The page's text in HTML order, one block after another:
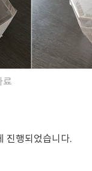
료
진행되었습니다.